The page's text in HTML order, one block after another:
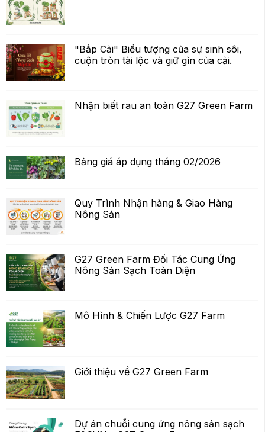
"Bắp Cải" Biểu tượng của sự sinh sôi,
cuộn tròn tài lộc và giữ gìn của cải.
Nhận biết rau an toàn G27 Green Farm
Bảng giá áp dụng tháng 02/2026
Quy Trình Nhận hàng & Giao Hàng
Nông Sản
G27 Green Farm Đối Tác Cung Ứng
Nông Sản Sạch Toàn Diện
Mô Hình & Chiến Lược G27 Farm
Giới thiệu về G27 Green Farm
Dự án chuỗi cung ứng nông sản sạch